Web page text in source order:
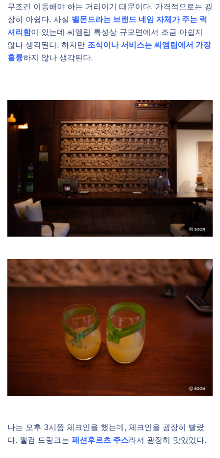
무조건 이동해야 하는 거리이기 때문이다. 가격적으로는 굉
장히 아쉽다. 사실 벨몬드라는 브랜드 네임 자체가 주는 럭
셔리함이 있는데 씨엠립 특성상 규모면에서 조금 아쉽지
않나 생각된다. 하지만 조식이나 서비스는 씨엠립에서 가장
훌륭하지 않나 생각된다.
나는 오후 3시쯤 체크인을 했는데, 체크인을 굉장히 빨랐
다. 웰컴 드링크는 패션후르츠 주스라서 굉장히 맛있었다.